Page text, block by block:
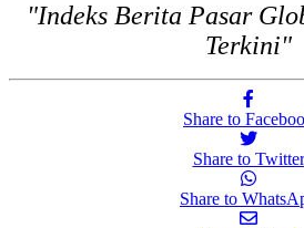
"Indeks Berita Pasar
Terkini"
Share to
Share to Twitter
Share to